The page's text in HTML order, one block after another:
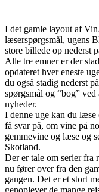
I det gamle layout af
læserspørgsmål, ugens
store billede op nederst
Alle tre emner er der
opdateret hver eneste
du også stadig nederst
spørgsmål og “bog”
nyheder.
I denne uge kan du læse
få svar på, om vine på
gemmevine og læse og
Skotland.
Der er tale om serier fra
nu fører over fra den
gangen. Det er et stort
genoplever de mange